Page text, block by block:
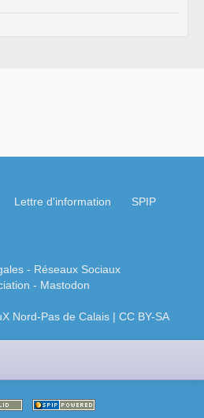
Lettre d'information SPIP
- Réseaux Sociaux
- Mastodon
Nord-Pas de Calais | CC BY-SA